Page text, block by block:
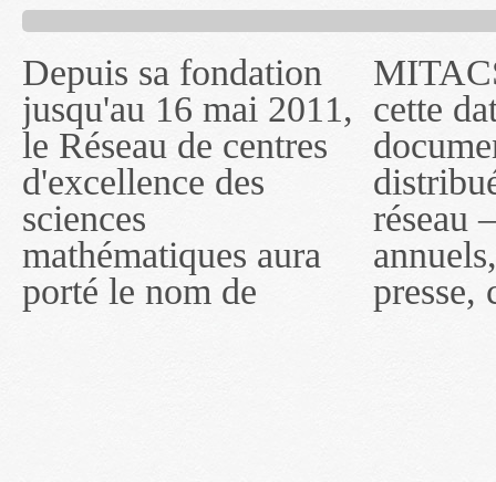
Depuis sa fondation
jusqu'au 16 mai 2011,
le Réseau de centres
d'excellence des
sciences
mathématiques aura
porté le nom de
MITACS inc. Jusqu'à
cette date, les
documents publiés ou
distribués par ce
réseau — rapports
annuels, coupures de
presse, communiqués
— l'auront désigné
sous le nom de
MITACS inc. À
compter du 16 mai
2011, toutefois, le
réseau portera le nom